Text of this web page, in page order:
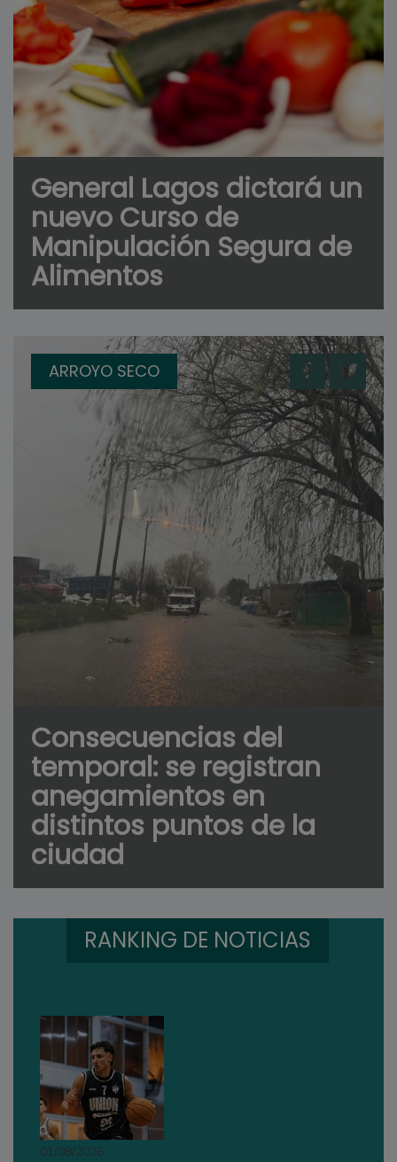
General Lagos dictará un
nuevo Curso de
Manipulación Segura de
Alimentos
ARROYO SECO
Consecuencias del
temporal: se registran
anegamientos en
distintos puntos de la
ciudad
RANKING DE NOTICIAS
01/08/2026